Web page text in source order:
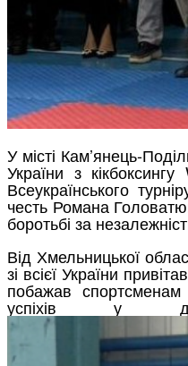
У місті Кам’янець-
України з
Всеукраїнського
честь Романа
боротьбі за
Від Хмельницької
зі всієї України
побажав
успіхів у